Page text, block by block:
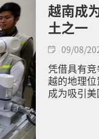
越南成
土之一
09/08/
凭借具有
越的地理
成为吸引